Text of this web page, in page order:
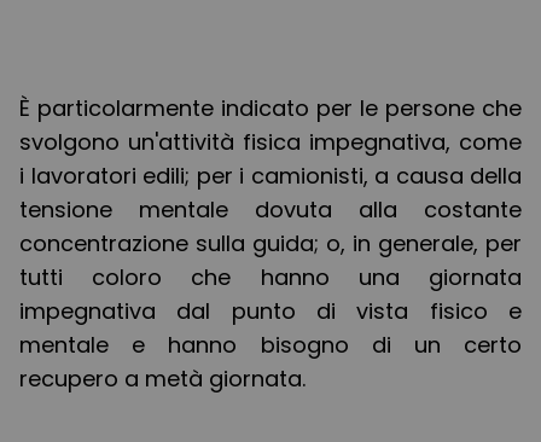
È particolarmente indicato per le persone che
svolgono un'attività fisica impegnativa, come
i lavoratori edili; per i camionisti, a causa della
tensione mentale dovuta alla costante
concentrazione sulla guida; o, in generale, per
tutti coloro che hanno una giornata
impegnativa dal punto di vista fisico e
mentale e hanno bisogno di un certo
recupero a metà giornata.